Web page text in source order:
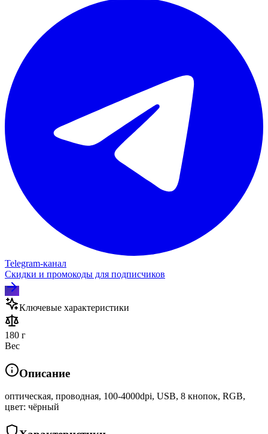
Telegram‑канал
Скидки и промокоды для подписчиков
Ключевые характеристики
180 г
Вес
Описание
оптическая, проводная, 100-4000dpi, USB, 8 кнопок, RGB,
цвет: чёрный